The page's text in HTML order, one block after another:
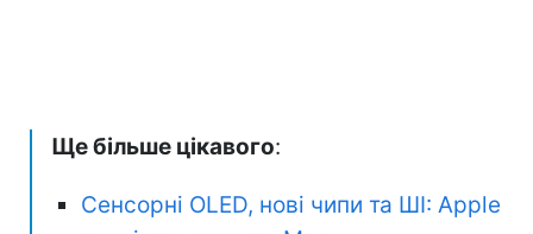
Ще більше цікавого:
Сенсорні OLED, нові чипи та ШІ: Apple